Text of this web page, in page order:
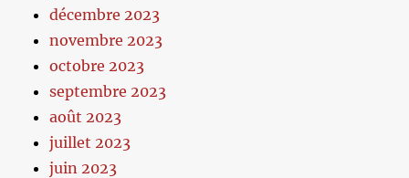
décembre 2023
novembre 2023
octobre 2023
septembre 2023
août 2023
juillet 2023
juin 2023